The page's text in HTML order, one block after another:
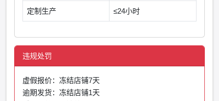
定制生产 ≤24小时
违规处罚
虚假报价：冻结店铺7天
逾期发货：冻结店铺1天